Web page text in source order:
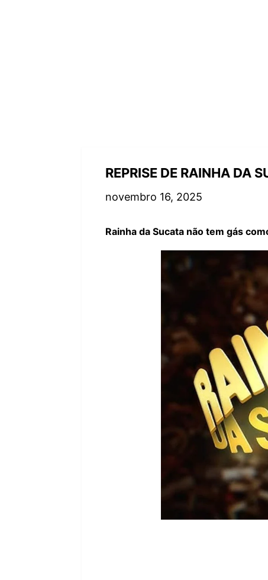
REPRISE DE RAINHA DA
novembro 16, 2025
Rainha da Sucata não tem gás